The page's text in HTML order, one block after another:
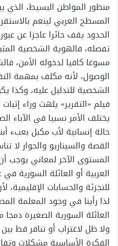
منظور المواطن البسيط، الذي
المسطح العربي لينعم
الحدود يقف حائرا عاجزا عن
تفصله، فالهوية الشخصية
مسوغا كافيا لدخوله الأمن،
الوصول، لأنه مكلف بمهمة
الشخصية للتدليل عليه، وكذا
فيلم «التقرير» يلهث وراء
يختلف الأمر نسبيا في الآباء
حالة إنسانية لأب مكبل بعبء
القصة والسيناريو والحوار لا
المستوى الآخر لمعاني يوجب
العربية أو العائلة السورية
للتجزئة والحسابات الإقليمية،
لذا رأينا في وجود المعلمة
العائلة السورية الصغيرة دمجا
ولا ظل لاغتراب أو تنافر قط
الفكرة الأساسية مشكلات